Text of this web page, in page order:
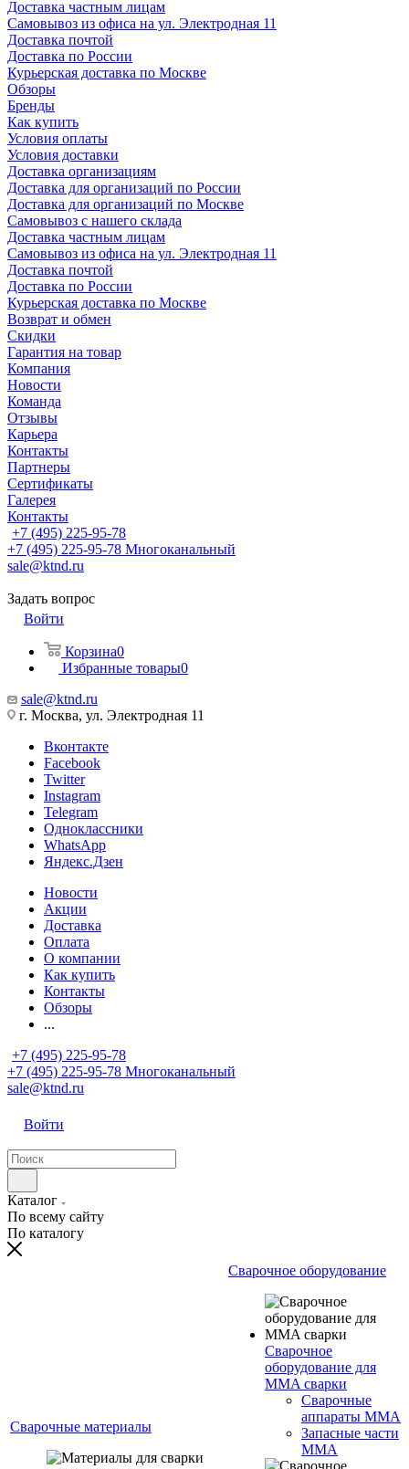
Доставка частным лицам
Самовывоз из офиса на ул. Электродная 11
Доставка почтой
Доставка по России
Курьерская доставка по Москве
Обзоры
Бренды
Как купить
Условия оплаты
Условия доставки
Доставка организациям
Доставка для организаций по России
Доставка для организаций по Москве
Самовывоз с нашего склада
Доставка частным лицам
Самовывоз из офиса на ул. Электродная 11
Доставка почтой
Доставка по России
Курьерская доставка по Москве
Возврат и обмен
Скидки
Гарантия на товар
Компания
Новости
Команда
Отзывы
Карьера
Контакты
Партнеры
Сертификаты
Галерея
Контакты
+7 (495) 225-95-78
+7 (495) 225-95-78 Многоканальный
sale@ktnd.ru
Задать вопрос
Войти
Корзина0
Избранные товары0
sale@ktnd.ru
г. Москва, ул. Электродная 11
Вконтакте
Facebook
Twitter
Instagram
Telegram
Одноклассники
WhatsApp
Яндекс.Дзен
Новости
Акции
Доставка
Оплата
О компании
Как купить
Контакты
Обзоры
...
+7 (495) 225-95-78
+7 (495) 225-95-78 Многоканальный
sale@ktnd.ru
Войти
Каталог
По всему сайту
По каталогу
Сварочные материалы
Сварочное оборудование
Сварочное
оборудование для
MMA сварки
Сварочные
аппараты MMA
Запасные части
MMA